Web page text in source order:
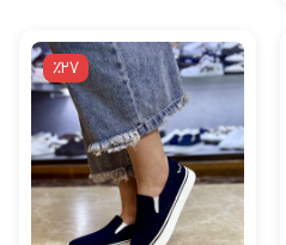
٪27